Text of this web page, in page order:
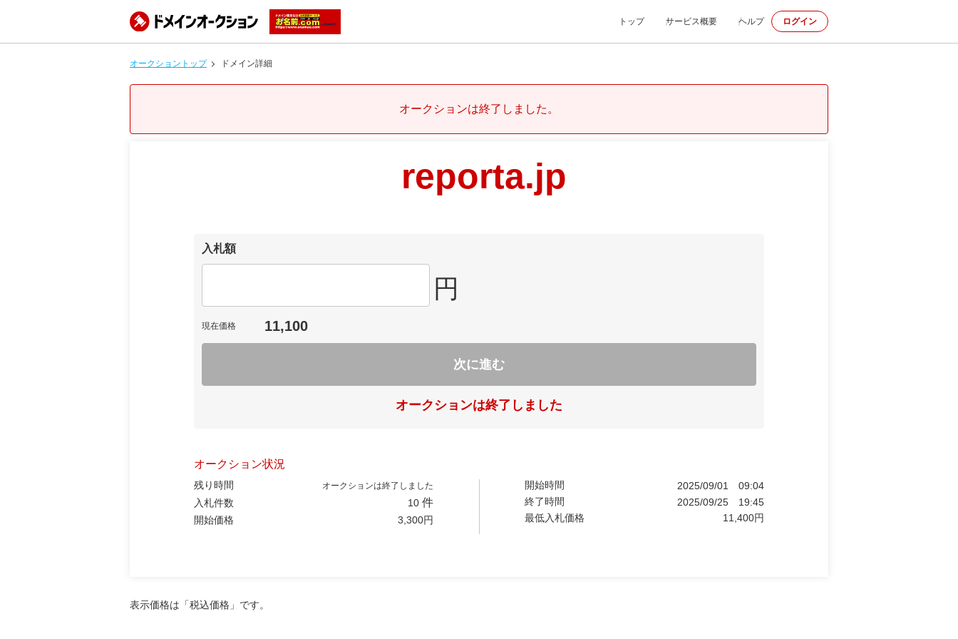
トップ サービス概要 ヘルプ ログイン
オークショントップ ドメイン詳細
オークションは終了しました。
reporta.jp
入札額
円
現在価格 11,100
次に進む
オークションは終了しました
オークション状況
残り時間 オークションは終了しました
入札件数 10 件
開始価格 3,300円
開始時間 2025/09/01
09:04
終了時間
2025/09/25
19:45
最低入札価格
11,400円
表示価格は「税込価格」です。